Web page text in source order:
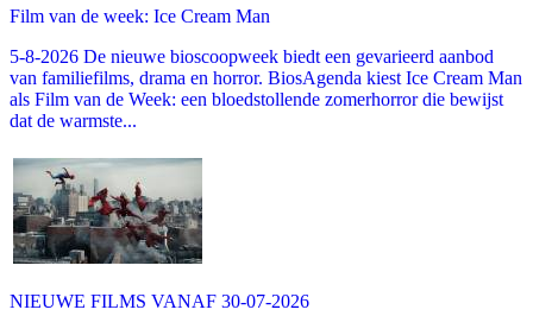
Film van de week: Ice Cream Man
5-8-2026 De nieuwe bioscoopweek biedt een gevarieerd aanbod
van familiefilms, drama en horror. BiosAgenda kiest Ice Cream Man
als Film van de Week: een bloedstollende zomerhorror die bewijst
dat de warmste...
NIEUWE FILMS VANAF 30-07-2026